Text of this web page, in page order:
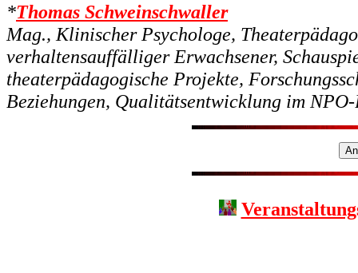
*Thomas Schweinschwaller
Mag., Klinischer Psychologe,
verhaltensauffälliger Erwachsener,
theaterpädagogische Projekte,
Beziehungen, Qualitätsentwicklung im